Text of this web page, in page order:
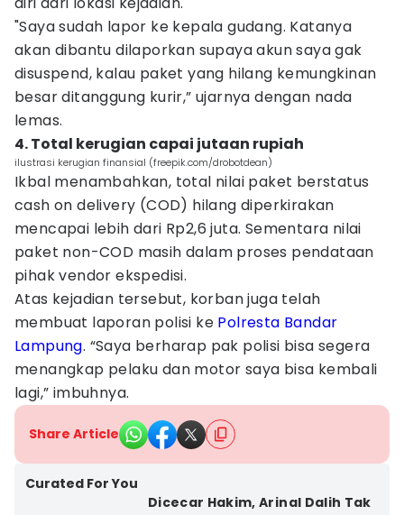
"Saya sudah lapor ke kepala gudang. Katanya
akan dibantu dilaporkan supaya akun saya gak
disuspend, kalau paket yang hilang kemungkinan
besar ditanggung kurir,” ujarnya dengan nada
lemas.
4. Total kerugian capai jutaan rupiah
ilustrasi kerugian finansial (freepik.com/drobotdean)
Ikbal menambahkan, total nilai paket berstatus
cash on delivery (COD) hilang diperkirakan
mencapai lebih dari Rp2,6 juta. Sementara nilai
paket non-COD masih dalam proses pendataan
pihak vendor ekspedisi.
Atas kejadian tersebut, korban juga telah
membuat laporan polisi ke Polresta Bandar
Lampung. “Saya berharap pak polisi bisa segera
menangkap pelaku dan motor saya bisa kembali
lagi,” imbuhnya.
Share Article
Curated For You
Dicecar Hakim, Arinal Dalih Tak